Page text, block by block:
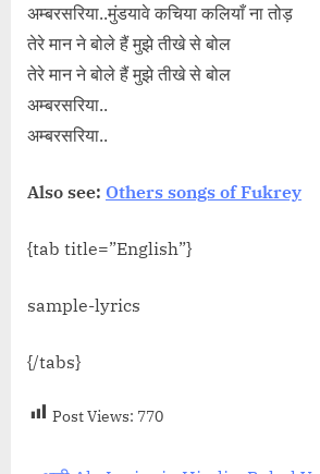
अम्बरसरिया..मुंडयावे कचिया कलियाँ ना तोड़
तेरे मान ने बोले हैं मुझे तीखे से बोल
तेरे मान ने बोले हैं मुझे तीखे से बोल
अम्बरसरिया..
अम्बरसरिया..
Also see: Others songs of Fukrey
{tab title=”English”}
sample-lyrics
{/tabs}
Post Views: 770